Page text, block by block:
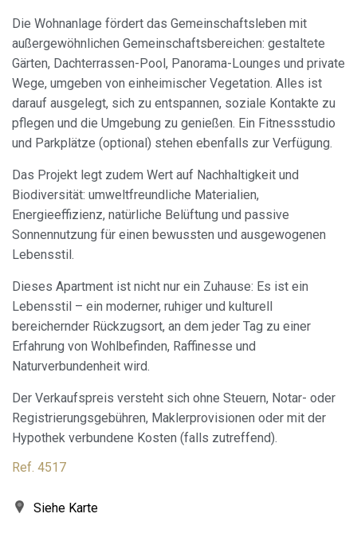
Die Wohnanlage fördert das Gemeinschaftsleben mit
außergewöhnlichen Gemeinschaftsbereichen: gestaltete
Gärten, Dachterrassen-Pool, Panorama-Lounges und private
Wege, umgeben von einheimischer Vegetation. Alles ist
darauf ausgelegt, sich zu entspannen, soziale Kontakte zu
pflegen und die Umgebung zu genießen. Ein Fitnessstudio
und Parkplätze (optional) stehen ebenfalls zur Verfügung.
Das Projekt legt zudem Wert auf Nachhaltigkeit und
Biodiversität: umweltfreundliche Materialien,
Energieeffizienz, natürliche Belüftung und passive
Sonnennutzung für einen bewussten und ausgewogenen
Lebensstil.
Dieses Apartment ist nicht nur ein Zuhause: Es ist ein
Lebensstil – ein moderner, ruhiger und kulturell
bereichernder Rückzugsort, an dem jeder Tag zu einer
Erfahrung von Wohlbefinden, Raffinesse und
Naturverbundenheit wird.
Der Verkaufspreis versteht sich ohne Steuern, Notar- oder
Registrierungsgebühren, Maklerprovisionen oder mit der
Hypothek verbundene Kosten (falls zutreffend).
Ref. 4517
Siehe Karte
Browser zu konfigurieren und auf Wunsch zu verhindern,
dass er auf seiner Festplatte installiert wird, obwohl er
bedenken muss, dass dies zu Schwierigkeiten beim
Navigieren auf der Website führen kann.
Analytik und Anpassung
Sie ermöglichen die Beobachtung und Analyse des
Verhaltens der Nutzer dieser Website. Die durch diese Art
von Cookies gesammelten Informationen werden
Benutzernavigationsprofile zu erstellen, um basierend auf
der Analyse der Nutzungsdaten der Benutzer des Dienstes
Verbesserungen einzuführen. Sie ermöglichen es uns, die
Präferenzinformationen des Benutzers zu speichern, um
die Qualität unserer Dienstleistungen zu verbessern und
durch empfohlene Produkte ein besseres Erlebnis zu
bieten.
Marketing und Publizität
Diese Cookies werden verwendet, um Informationen über
die Präferenzen und persönlichen Entscheidungen des
Benutzers durch die kontinuierliche Beobachtung seiner
Surfgewohnheiten zu speichern. Dank ihnen können wir
die Surfgewohnheiten auf der Website kennen und
anzeigen.